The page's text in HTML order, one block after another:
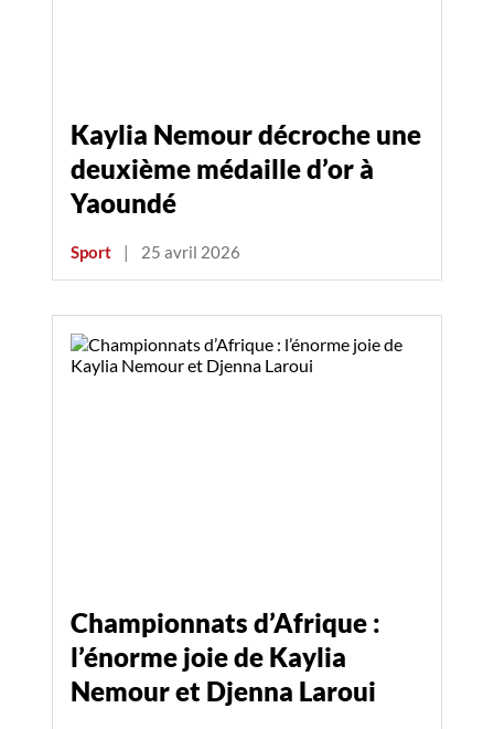
Kaylia Nemour décroche une
deuxième médaille d’or à
Yaoundé
Sport | 25 avril 2026
Championnats d’Afrique :
l’énorme joie de Kaylia
Nemour et Djenna Laroui